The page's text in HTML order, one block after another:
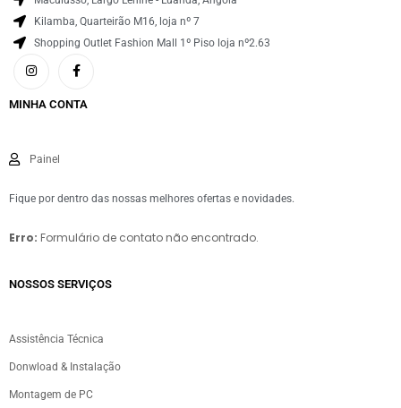
Kilamba, Quarteirão M16, loja nº 7
Shopping Outlet Fashion Mall 1º Piso loja nº2.63
MINHA CONTA
Painel
Fique por dentro das nossas melhores ofertas e novidades.
Erro: Formulário de contato não encontrado.
NOSSOS SERVIÇOS​
Assistência Técnica
Donwload & Instalação
Montagem de PC